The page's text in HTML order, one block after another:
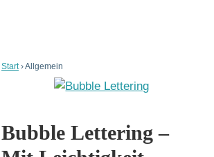
Start›Allgemein
Bubble Lettering –